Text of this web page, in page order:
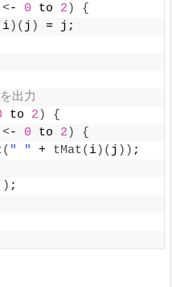
<- 0 to 2 )
{
i)( j )
= j;
出力
to 2 )
{
<- 0 to 2 )
{
( " " + tMat( i)( j )) ;
;